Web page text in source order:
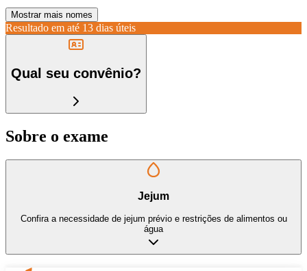
Mostrar mais nomes
Resultado em até 13 dias úteis
Qual seu convênio?
Sobre o exame
Jejum
Confira a necessidade de jejum prévio e restrições de alimentos ou
água